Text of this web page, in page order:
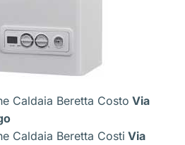
Caldaia Beretta Costo Via
Caldaia Beretta Costi Via